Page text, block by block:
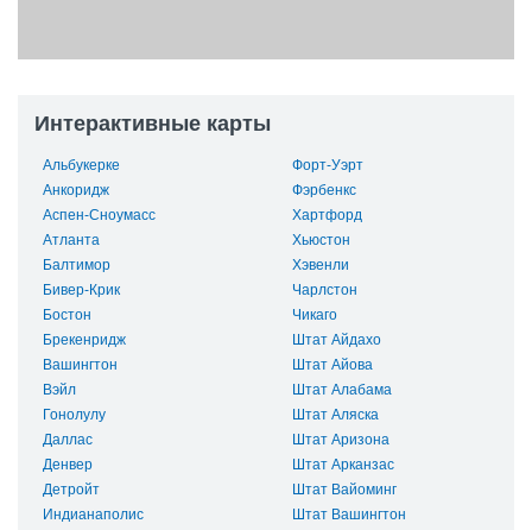
Интерактивные карты
Альбукерке
Анкоридж
Аспен-Сноумасс
Атланта
Балтимор
Бивер-Крик
Бостон
Брекенридж
Вашингтон
Вэйл
Гонолулу
Даллас
Денвер
Детройт
Индианаполис
Форт-Уэрт
Фэрбенкс
Хартфорд
Хьюстон
Хэвенли
Чарлстон
Чикаго
Штат Айдахо
Штат Айова
Штат Алабама
Штат Аляска
Штат Аризона
Штат Арканзас
Штат Вайоминг
Штат Вашингтон